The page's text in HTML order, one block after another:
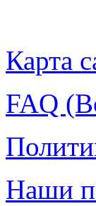
Карта
FAQ
Наши